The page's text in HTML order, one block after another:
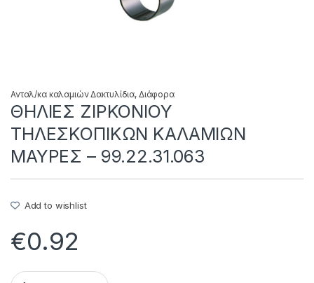
Ανταλ/κα καλαμιών Δακτυλίδια, Διάφορα
ΘΗΛΙΕΣ ΖΙΡΚΟΝΙΟΥ
ΤΗΛΕΣΚΟΠΙΚΩΝ ΚΑΛΑΜΙΩΝ
ΜΑΥΡΕΣ – 99.22.31.063
Add to wishlist
€0.92
ΘΗΛΙΕΣ ΖΙΡΚΟΝΙΟΥ ΤΗΛΕΣΚΟΠΙΚΩΝ ΚΑΛΑΜΙΩΝ ΜΑΥΡΕΣ -